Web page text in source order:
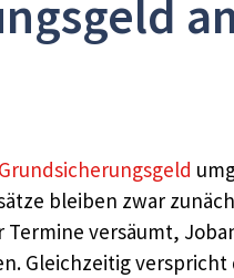
Grundsicherungsgeld
bleiben zwar
versäumt,
Gleichzeitig